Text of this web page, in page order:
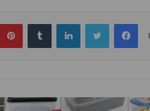
فيسبوك تويتر لينكدإن